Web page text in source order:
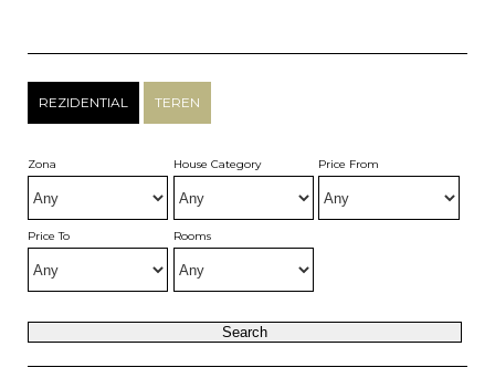
REZIDENTIAL TEREN
Zona House Category Price From
Price To Rooms